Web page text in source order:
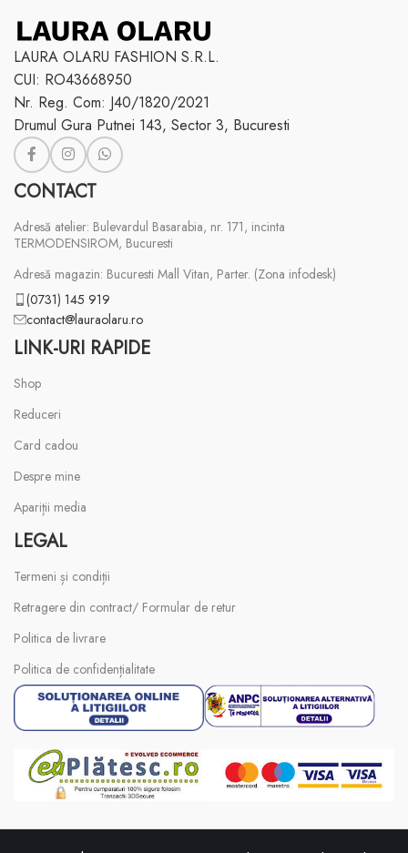
LAURA OLARU FASHION S.R.L.
CUI: RO43668950
Nr. Reg. Com: J40/1820/2021
Drumul Gura Putnei 143, Sector 3, Bucuresti
CONTACT
Adresă atelier: Bulevardul Basarabia, nr. 171, incinta
TERMODENSIROM, Bucuresti
Adresă magazin: Bucuresti Mall Vitan, Parter. (Zona infodesk)
(0731) 145 919
contact@lauraolaru.ro
LINK-URI RAPIDE
Shop
Reduceri
Card cadou
Despre mine
Apariții media
LEGAL
Termeni și condiții
Retragere din contract/ Formular de retur
Politica de livrare
Politica de confidențialitate